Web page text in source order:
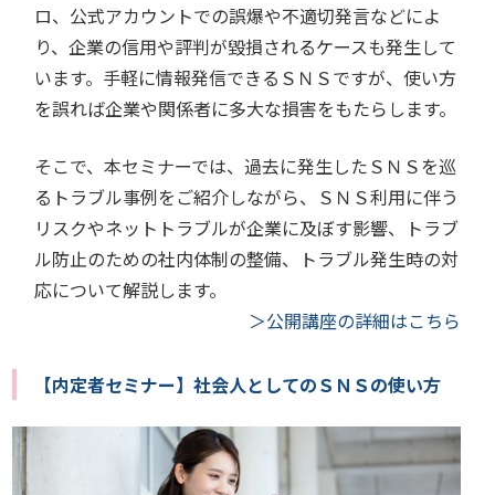
ロ、公式アカウントでの誤爆や不適切発言などによ
り、企業の信用や評判が毀損されるケースも発生して
います。手軽に情報発信できるＳＮＳですが、使い方
を誤れば企業や関係者に多大な損害をもたらします。
そこで、本セミナーでは、過去に発生したＳＮＳを巡
るトラブル事例をご紹介しながら、ＳＮＳ利用に伴う
リスクやネットトラブルが企業に及ぼす影響、トラブ
ル防止のための社内体制の整備、トラブル発生時の対
応について解説します。
＞公開講座の詳細はこちら
【内定者セミナー】社会人としてのＳＮＳの使い方